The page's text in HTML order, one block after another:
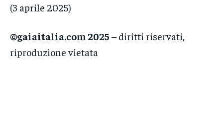
(3 aprile 2025)
©gaiaitalia.com 2025 – diritti riservati,
riproduzione vietata